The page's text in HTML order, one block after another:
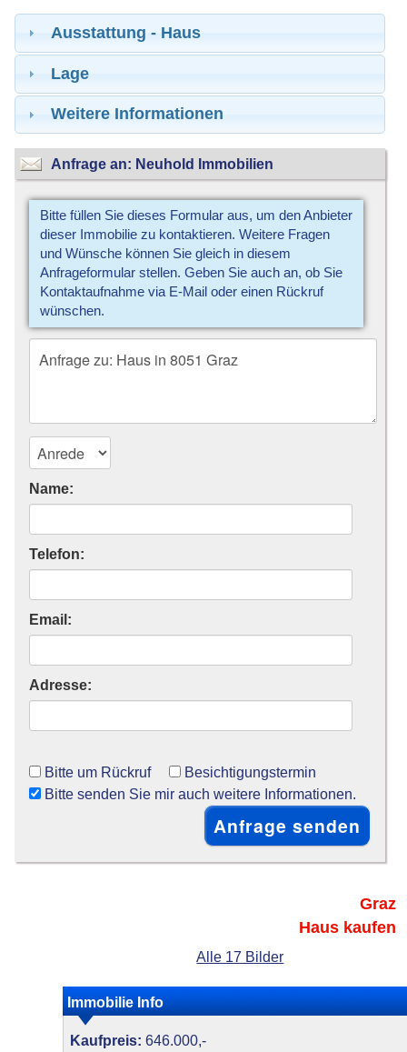
Ausstattung - Haus
Lage
Weitere Informationen
Anfrage an: Neuhold Immobilien
Bitte füllen Sie dieses Formular aus, um den Anbieter
dieser Immobilie zu kontaktieren. Weitere Fragen
und Wünsche können Sie gleich in diesem
Anfrageformular stellen. Geben Sie auch an, ob Sie
Kontaktaufnahme via E-Mail oder einen Rückruf
wünschen.
Name:
Telefon:
Email:
Adresse:
Bitte um Rückruf
Besichtigungstermin
Bitte senden Sie mir auch weitere Informationen.
Graz
Haus kaufen
Alle 17 Bilder
Immobilie Info
Kaufpreis: 646.000,-